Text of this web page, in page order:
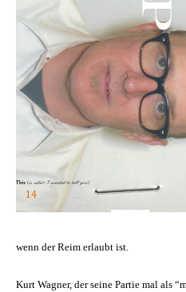
wenn der Reim erlaubt ist.
Kurt Wagner, der seine Partie mal als